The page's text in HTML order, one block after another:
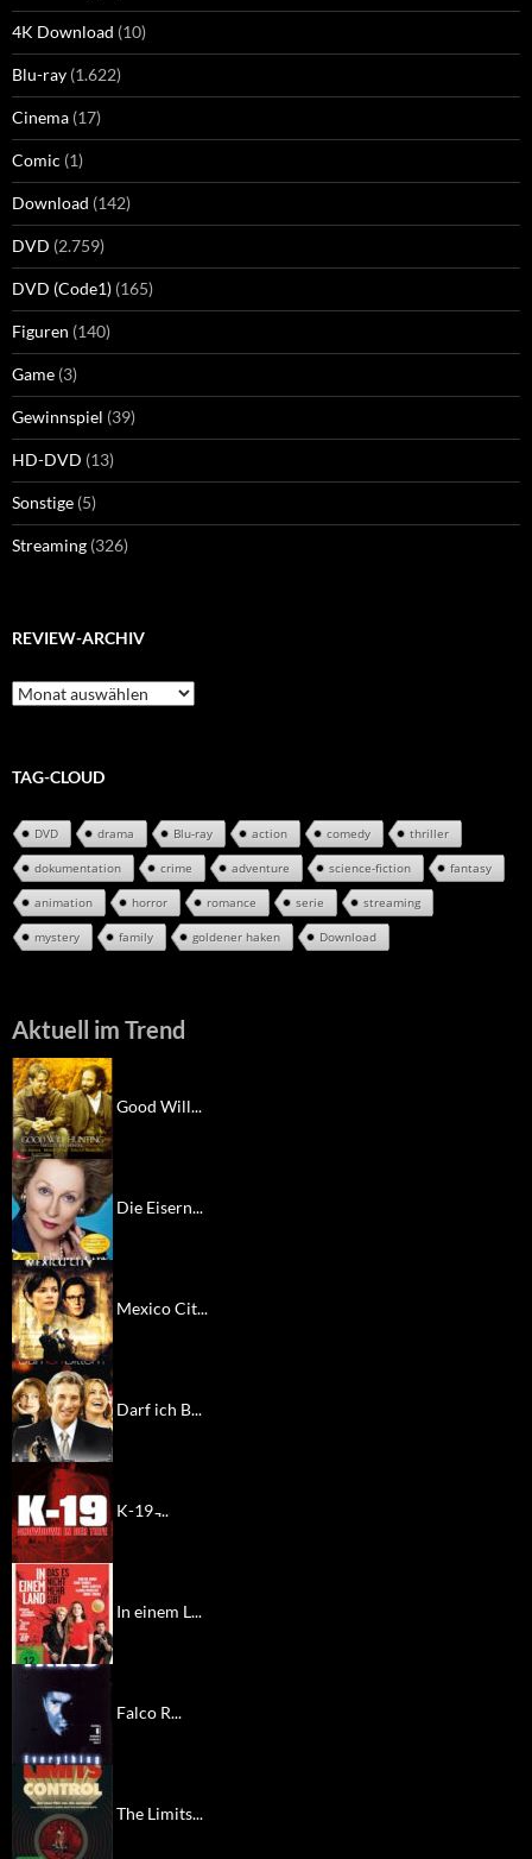
4K Download (10)
Blu-ray (1.622)
Cinema (17)
Comic (1)
Download (142)
DVD (2.759)
DVD (Code1) (165)
Figuren (140)
Game (3)
Gewinnspiel (39)
HD-DVD (13)
Sonstige (5)
Streaming (326)
REVIEW-ARCHIV
Review-
Archiv
TAG-CLOUD
DVD drama Blu-ray action comedy thriller
dokumentation crime adventure science-fiction fantasy
animation horror romance serie streaming
mystery family goldener haken Download
Aktuell im Trend
Good Will...
Die Eisern...
Mexico Cit...
Darf ich B...
K-19 ̵...
In einem L...
Falco R...
The Limits...